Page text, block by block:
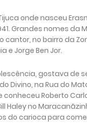
onde nasceu
Grandes nomes da
no bairro da
e Jorge Ben Jor.
gostava de
Divino, na Rua do
conheceu Roberto
Haley no
do carioca para